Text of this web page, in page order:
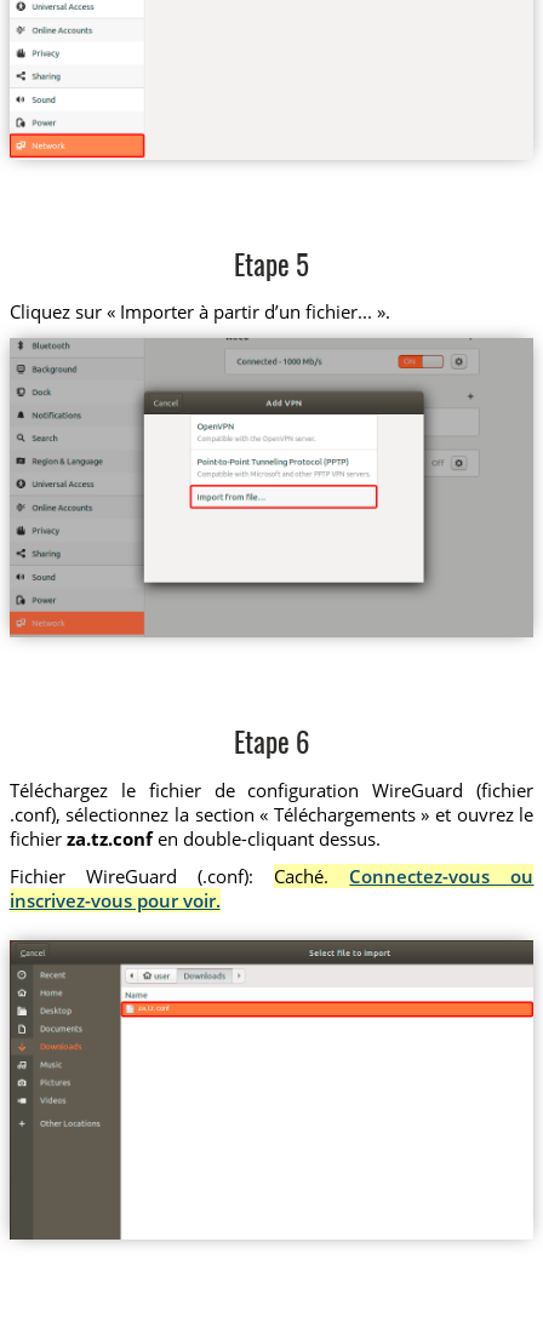
Etape 5
Cliquez sur « Importer à partir d’un fichier... ».
Etape 6
Téléchargez le fichier de configuration WireGuard (fichier
.conf), sélectionnez la section « Téléchargements » et ouvrez le
fichier za.tz.confen double-cliquant dessus.
Fichier WireGuard (.conf):
Caché. Connectez-vous ou
inscrivez-vous pour voir.
za.tz.conf